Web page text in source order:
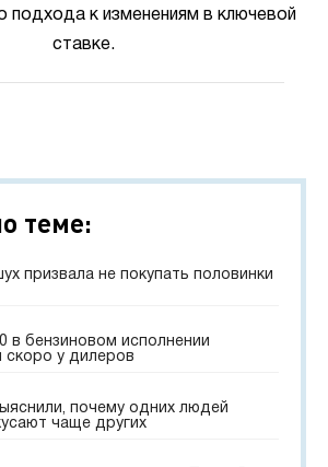
подхода к изменениям в ключевой
ставке.
теме:
призвала не покупать половинки
в бензиновом исполнении
скоро у дилеров
почему одних людей
чаще других